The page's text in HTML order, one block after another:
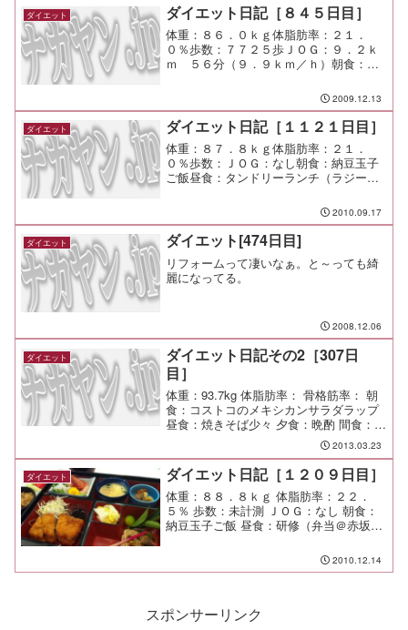
ダイエット ダイエット日記［８４５日目］
体重：８６．０ｋｇ体脂肪率：２１．
０％歩数：７７２５歩ＪＯＧ：９．２ｋ
ｍ ５６分（９．９ｋｍ／ｈ）朝食：ゼ
間食：メモ：しっかり柔軟をやっておけ
ば、足も痛くならなくて気持ち良く走れ
るね！
2009.12.13
ダイエット ダイエット日記［１１２１日目］
体重：８７．８ｋｇ体脂肪率：２１．
０％歩数：ＪＯＧ：なし朝食：納豆玉子
ご飯昼食：タンドリーランチ（ラジーズ
尾間食：メモ：社内の色々な話が聞けて
良かった。 みんな真剣そのもので喜ば
しい限り。
2010.09.17
ダイエット ダイエット[474日目]
リフォームって凄いなぁ。と～っても綺
麗になってる。
2008.12.06
ダイエット
ダイエット日記その2［307日
目］
体重：93.7kg 体脂肪率： 骨格筋率： 朝
食：コストコのメキシカンサラダラップ
昼食：焼きそば少々 夕食：晩酌 間食：
運動：午前中10キロJOG、午後5キロ水
泳 メモ：車出しかと思っていたら違っ
た。下の子とまったり過ごす。
2013.03.23
ダイエット ダイエット日記［１２０９日目］
体重：８８．８ｋｇ 体脂肪率：２２．
５％ 歩数：未計測 ＪＯＧ：なし 朝食：
納豆玉子ご飯 昼食：研修（弁当＠赤坂エ
坂エクセルホテル） 間食： メモ：２時半
まで語り合った。 研修はきついけど頑
2010.12.14
スポンサーリンク